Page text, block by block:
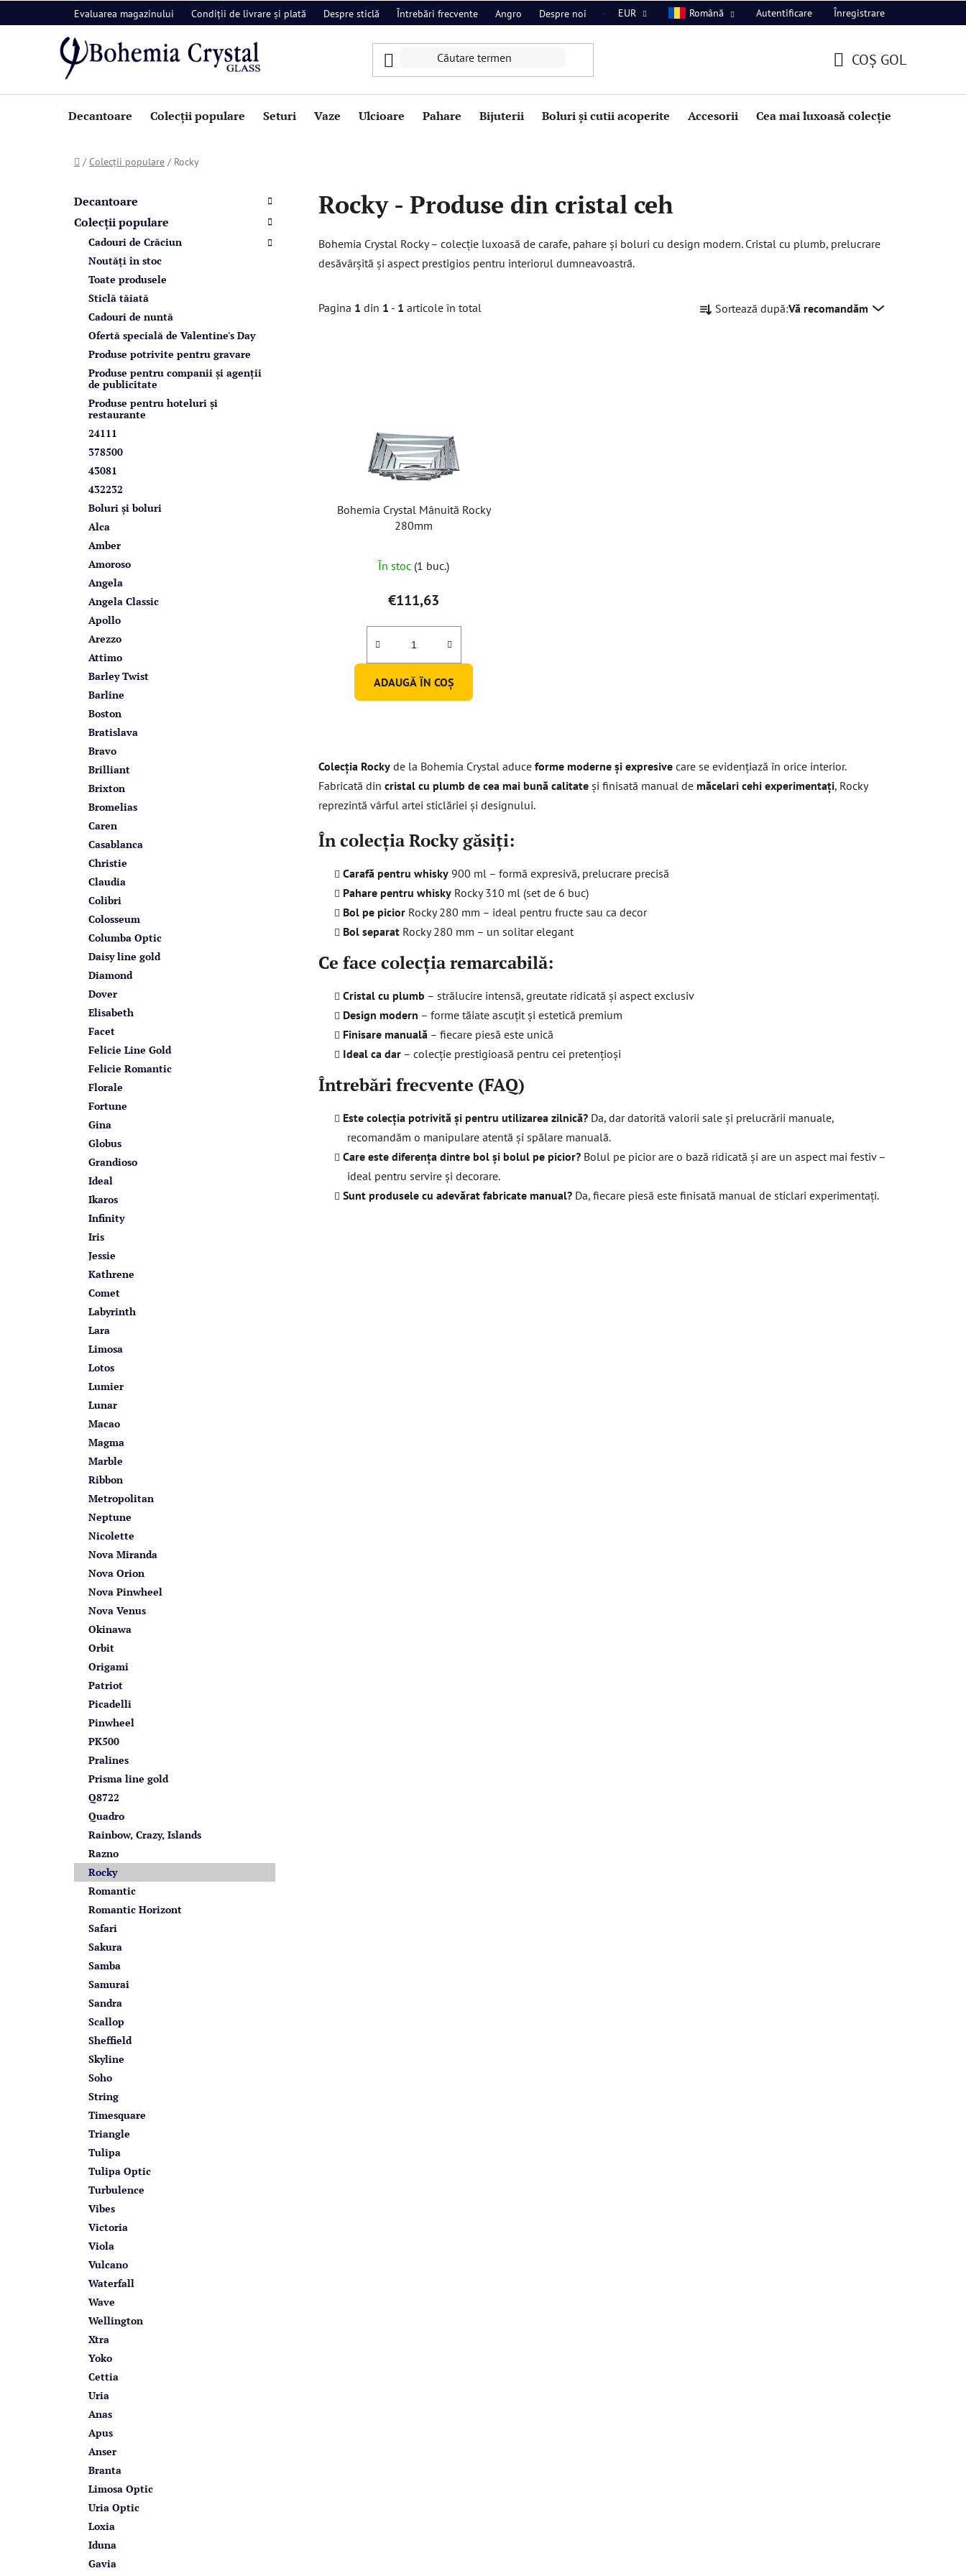
la
Evaluarea magazinului Condiții de livrare și plată Despre sticlă Întrebări frecvente Angro Despre noi Contact
EUR Română Autentificare Înregistrare
DE
COŞ GOL
Decantoare Colecții populare Seturi Vaze Ulcioare Pahare Bijuterii Boluri și cutii acoperite Accesorii Cea mai luxoasă colecție
Acasă
/ Colecții populare / Rocky
peste
categorii
Decantoare
Colecții populare
Cadouri de Crăciun
Noutăți în stoc
Toate produsele
Sticlă tăiată
Cadouri de nuntă
Ofertă specială de Valentine's Day
Produse potrivite pentru gravare
Produse pentru companii și agenții
de publicitate
Produse pentru hoteluri și
restaurante
24111
378500
43081
432232
Boluri și boluri
Alca
Amber
Amoroso
Angela
Angela Classic
Apollo
Arezzo
Attimo
Barley Twist
Barline
Boston
Bratislava
Bravo
Brilliant
Brixton
Bromelias
Caren
Casablanca
Christie
Claudia
Colibri
Colosseum
Columba Optic
Daisy line gold
Diamond
Dover
Elisabeth
Facet
Felicie Line Gold
Felicie Romantic
Florale
Fortune
Gina
Globus
Grandioso
Ideal
Ikaros
Infinity
Iris
Jessie
Kathrene
Comet
Labyrinth
Lara
Limosa
Lotos
Lumier
Lunar
Macao
Magma
Marble
Ribbon
Metropolitan
Neptune
Nicolette
Nova Miranda
Nova Orion
Nova Pinwheel
Nova Venus
Okinawa
Orbit
Origami
Patriot
Picadelli
Pinwheel
PK500
Pralines
Prisma line gold
Q8722
Quadro
Rainbow, Crazy, Islands
Razno
Rocky
Romantic
Romantic Horizont
Safari
Sakura
Samba
Samurai
Sandra
Scallop
Sheffield
Skyline
Soho
String
Timesquare
Triangle
Tulipa
Tulipa Optic
Turbulence
Vibes
Victoria
Viola
Vulcano
Waterfall
Wave
Wellington
Xtra
Yoko
Cettia
Uria
Anas
Apus
Anser
Branta
Limosa Optic
Uria Optic
Loxia
Iduna
Gavia
Rocky - Produse din cristal ceh
Bohemia Crystal Rocky – colecție luxoasă de carafe, pahare și boluri cu design modern. Cristal cu plumb, prelucrare
desăvârșită și aspect prestigios pentru interiorul dumneavoastră.
Pagina 1 din 1 - 1 articole în total
e Sortează după:Vă recomandăm
Bohemia Crystal Mânuită Rocky
280mm
În stoc (1 buc.)
€111,63
ADAUGĂ ÎN COŞ
n
t
l
s
l
o
r
Colecția Rocky de la Bohemia Crystal aduce forme moderne și expresive care se evidențiază în orice interior.
Fabricată din cristal cu plumb de cea mai bună calitate și finisată manual de măcelari cehi experimentați, Rocky
reprezintă vârful artei sticlăriei și designului.
În colecția Rocky găsiți:
Carafă pentru whisky 900 ml – formă expresivă, prelucrare precisă
Pahare pentru whisky Rocky 310 ml (set de 6 buc)
Bol pe picior Rocky 280 mm – ideal pentru fructe sau ca decor
Bol separat Rocky 280 mm – un solitar elegant
Ce face colecția remarcabilă:
Cristal cu plumb – strălucire intensă, greutate ridicată și aspect exclusiv
Design modern – forme tăiate ascuțit și estetică premium
Finisare manuală – fiecare piesă este unică
Ideal ca dar – colecție prestigioasă pentru cei pretențioși
Întrebări frecvente (FAQ)
Este colecția potrivită și pentru utilizarea zilnică? Da, dar datorită valorii sale și prelucrării manuale,
recomandăm o manipulare atentă și spălare manuală.
Care este diferența dintre bol și bolul pe picior? Bolul pe picior are o bază ridicată și are un aspect mai festiv –
ideal pentru servire și decorare.
Sunt produsele cu adevărat fabricate manual? Da, fiecare piesă este finisată manual de sticlari experimentați.